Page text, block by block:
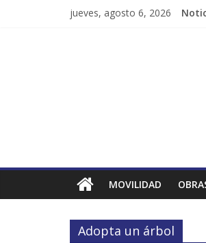
jueves, agosto 6, 2026
MOVILIDAD
Adopta un árbol